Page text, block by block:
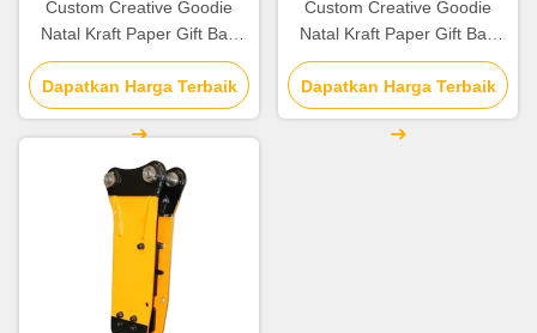
Custom Creative Goodie
Natal Kraft Paper Gift Bag
dengan Logo Anda sendiri
untuk pesta dekoratif Natal
Dapatkan Harga Terbaik
Custom Creative Goodie
Natal Kraft Paper Gift Bag
dengan Logo Anda sendiri
untuk pesta dekoratif Natal
Dapatkan Harga Terbaik